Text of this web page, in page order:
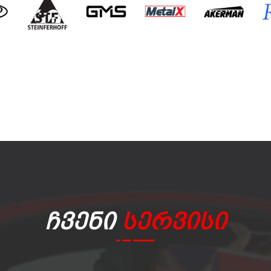
Ჩვენი Სერვისი